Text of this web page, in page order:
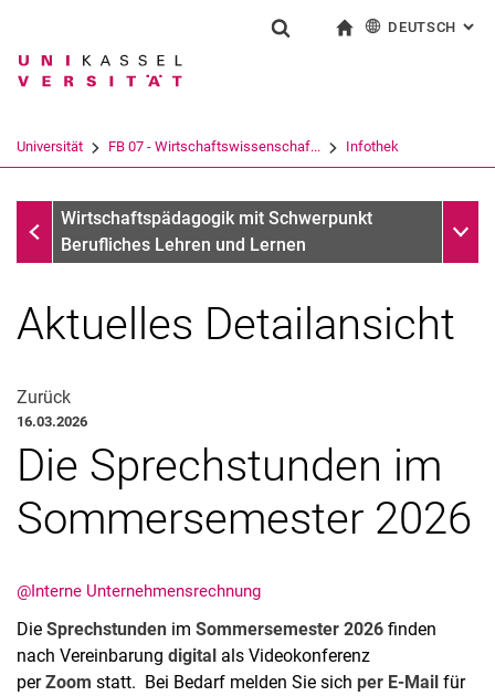
Springe direkt zu: Inhalt
Springe direkt zu: Suche
Springe direkt zu:
Suchbegriff
Suchen (öffnet externen Link in einem
DEUTSCH :
Universität FB 07 - Wirtschaftswissenschaf... Infothek
Infothek
Wirtschaftspädagogik mit Schwerpunkt
Berufliches Lehren und Lernen
Stellenangebote
Aktuelles Detailansicht
Zurück
16.03.2026
Die Sprechstunden im
Sommersemester 2026
@Interne Unternehmensrechnung
Die Sprechstunden im Sommersemester 2026 finden
nach Vereinbarung digital als Videokonferenz
perZoom statt. Bei Bedarf melden Sie sich per E-Mail für